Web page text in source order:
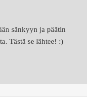
sänkyyn ja päätin
Tästä se lähtee! :)